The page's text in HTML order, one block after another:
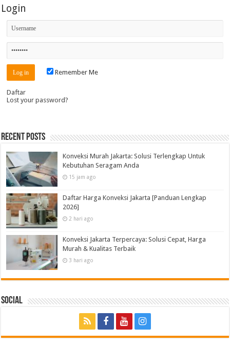
Login
Remember Me
Daftar
Lost your password?
Recent Posts
Konveksi Murah Jakarta: Solusi Terlengkap Untuk
Kebutuhan Seragam Anda
15 jam ago
Daftar Harga Konveksi Jakarta [Panduan Lengkap
2026]
2 hari ago
Konveksi Jakarta Terpercaya: Solusi Cepat, Harga
Murah & Kualitas Terbaik
3 hari ago
Social